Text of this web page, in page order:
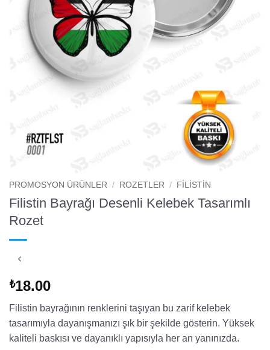
PROMOSYON ÜRÜNLER / ROZETLER / FILISTIN
Filistin Bayrağı Desenli Kelebek Tasarımlı
Rozet
₺18.00
Filistin bayrağının renklerini taşıyan bu zarif kelebek
tasarımıyla dayanışmanızı şık bir şekilde gösterin. Yüksek
kaliteli baskısı ve dayanıklı yapısıyla her an yanınızda.